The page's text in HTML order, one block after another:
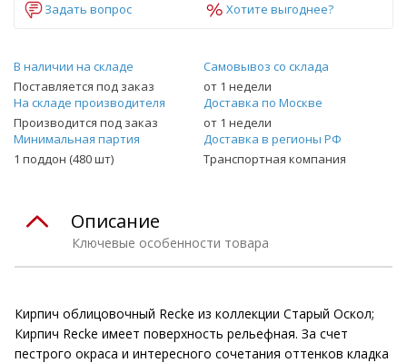
Задать вопрос
Хотите выгоднее?
В наличии на складе
Поставляется под заказ
Самовывоз со склада
от 1 недели
На складе производителя
Производится под заказ
Доставка по Москве
от 1 недели
Минимальная партия
1 поддон (480 шт)
Доставка в регионы РФ
Транспортная компания
Ключевые особенности товара
Описание
Кирпич облицовочный Recke из коллекции Старый Оскол;
Кирпич Recke имеет поверхность рельефная. За счет
пестрого окраса и интересного сочетания оттенков кладка